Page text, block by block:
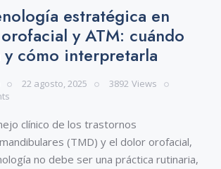
estratégica en
y ATM: cuándo
y cómo interpretarla
22 agosto, 2025 3892 Views
clínico de los trastornos
(TMD) y el dolor orofacial,
no debe ser una práctica rutinaria,